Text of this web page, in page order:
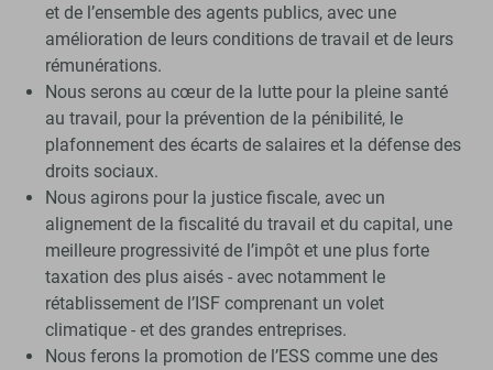
et de l’ensemble des agents publics, avec une
amélioration de leurs conditions de travail et de leurs
rémunérations.
Nous serons au cœur de la lutte pour la pleine santé
au travail, pour la prévention de la pénibilité, le
plafonnement des écarts de salaires et la défense des
droits sociaux.
Nous agirons pour la justice fiscale, avec un
alignement de la fiscalité du travail et du capital, une
meilleure progressivité de l’impôt et une plus forte
taxation des plus aisés - avec notamment le
rétablissement de l’ISF comprenant un volet
climatique - et des grandes entreprises.
Nous ferons la promotion de l’ESS comme une des